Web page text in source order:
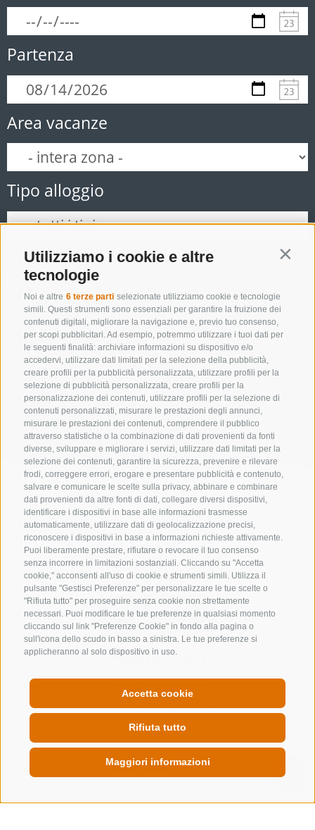
Utilizziamo i cookie e altre
tecnologie
Noi e altre 6 terze parti selezionate utilizziamo cookie e tecnologie
simili. Questi strumenti sono essenziali per garantire la fruizione dei
contenuti digitali, migliorare la navigazione e, previo tuo consenso,
per scopi pubblicitari. Ad esempio, potremmo utilizzare i tuoi dati per
le seguenti finalità: archiviare informazioni su dispositivo e/o
accedervi, utilizzare dati limitati per la selezione della pubblicità,
creare profili per la pubblicità personalizzata, utilizzare profili per la
selezione di pubblicità personalizzata, creare profili per la
personalizzazione dei contenuti, utilizzare profili per la selezione di
contenuti personalizzati, misurare le prestazioni degli annunci,
misurare le prestazioni dei contenuti, comprendere il pubblico
attraverso statistiche o la combinazione di dati provenienti da fonti
diverse, sviluppare e migliorare i servizi, utilizzare dati limitati per la
selezione dei contenuti, garantire la sicurezza, prevenire e rilevare
frodi, correggere errori, erogare e presentare pubblicità e contenuto,
salvare e comunicare le scelte sulla privacy, abbinare e combinare
dati provenienti da altre fonti di dati, collegare diversi dispositivi,
identificare i dispositivi in base alle informazioni trasmesse
automaticamente, utilizzare dati di geolocalizzazione precisi,
riconoscere i dispositivi in base a informazioni richieste attivamente.
Puoi liberamente prestare, rifiutare o revocare il tuo consenso
senza incorrere in limitazioni sostanziali. Cliccando su "Accetta
cookie," acconsenti all'uso di cookie e strumenti simili. Utilizza il
pulsante "Gestisci Preferenze" per personalizzare le tue scelte o
"Rifiuta tutto" per proseguire senza cookie non strettamente
necessari. Puoi modificare le tue preferenze in qualsiasi momento
cliccando sul link "Preferenze Cookie" in fondo alla pagina o
sull'icona dello scudo in basso a sinistra. Le tue preferenze si
applicheranno al solo dispositivo in uso.
Accetta cookie
Rifiuta tutto
Maggiori informazioni
Partenza
Area vacanze
Tipo alloggio
SOLO ESERCIZI PRENOTABILI ONLINE
Cerca
Lista alloggi
CONTATTACI
+39 0472 632 372
info@colleisarco.org
NEWSLETTER
QUICKLINKS